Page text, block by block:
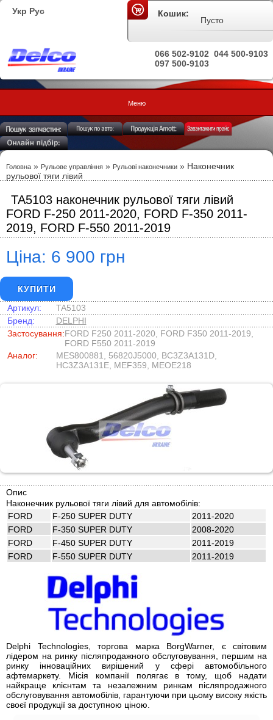
Укр Рус
044 500-9103
066 502-9102
097 500-9103
Кошик:
Пусто
Меню
Головна » Рульове управління » Рульові наконечники » Наконечник
рульової тяги лівий
TA5103 наконечник рульової тяги лівий
FORD F-250 2011-2020, FORD F-350 2011-
2019, FORD F-550 2011-2019
Ціна: 6 900 грн
КУПИТИ
Артикул:
TA5103
Бренд:
DELPHI
Застосування:FORD F250 2011-2020, FORD F350 2011-2019,
FORD F550 2011-2019
Аналог:
MES800881, 56820J5000, BC3Z3A131D,
HC3Z3A131E, MEF359, MEOE218
Опис
Наконечник рульової тяги лівий для автомобілів:
FORD
F-250 SUPER DUTY
2011-2020
FORD
F-350 SUPER DUTY
2008-2020
FORD
F-450 SUPER DUTY
2011-2019
FORD
F-550 SUPER DUTY 2011-2019
Delphi Technologies, торгова марка BorgWarner, є світовим
лідером на ринку післяпродажного обслуговування, першим на
ринку інноваційних вирішений у сфері автомобільного
афтемаркету. Місія компанії полягає в тому, щоб надати
найкраще клієнтам та незалежним ринкам післяпродажного
обслуговування автомобілів, гарантуючи при цьому високу якість
своєї продукції за доступною ціною.